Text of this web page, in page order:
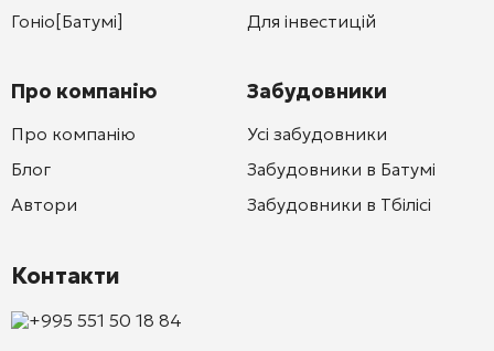
Гоніо[Батумі]
Про компанію
Про компанію
Блог
Автори
Для інвестицій
Забудовники
Усі забудовники
Забудовники в Батумі
Забудовники в Тбілісі
Контакти
+995 551 50 18 84